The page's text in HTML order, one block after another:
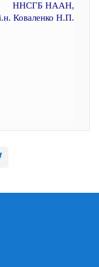
ННСГБ НААН,
Коваленко Н.П.